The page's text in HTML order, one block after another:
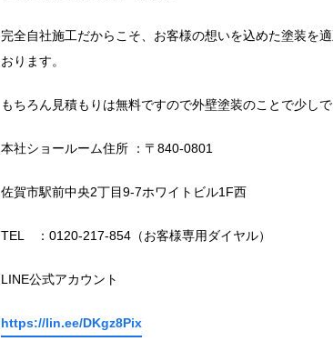
完全自社施工だからこそ、お客様の想いを込めた塗装を
おります。
もちろん見積もりは無料ですので外壁塗装のことで少し
本社ショールーム住所 ：〒840-0801
佐賀市駅前中央2丁目9-7ホワイトビル1F西
TEL ：0120-217-854（お客様専用ダイヤル）
LINE公式アカウント
https://lin.ee/DKgz8Pix